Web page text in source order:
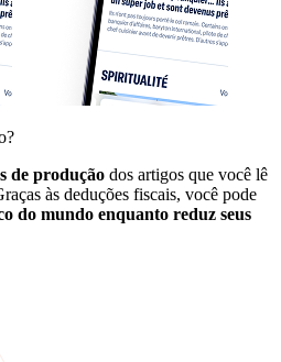
de produção dos artigos que você lê
às deduções fiscais, você pode
do mundo enquanto reduz seus